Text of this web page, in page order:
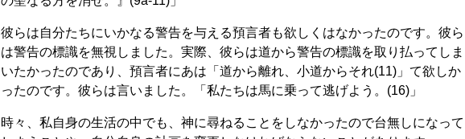
彼らは自分たちにいかなる警告を与える預言者も欲しくはなかったのです。彼ら
は警告の標識を無視しました。実際、彼らは道から警告の標識を取り払ってしま
いたかったのであり、預言者にあは「道から離れ、小道からそれ(11)」て欲しか
ったのです。彼らは言いました。「私たちは馬に乗って逃げよう。(16)」
時々、私自身の生活の中でも、神に尋ねることをしなかったので台無しになって